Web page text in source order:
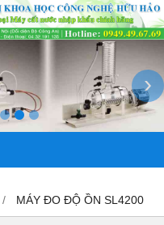
›
MÁY ĐO ĐỘ ỒN SL4200